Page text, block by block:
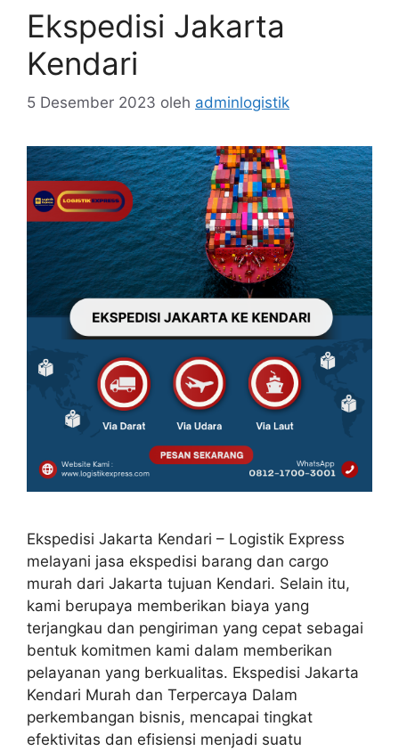
Ekspedisi Jakarta
Kendari
5 Desember 2023 oleh adminlogistik
Ekspedisi Jakarta Kendari – Logistik Express
melayani jasa ekspedisi barang dan cargo
murah dari Jakarta tujuan Kendari. Selain itu,
kami berupaya memberikan biaya yang
terjangkau dan pengiriman yang cepat sebagai
bentuk komitmen kami dalam memberikan
pelayanan yang berkualitas. Ekspedisi Jakarta
Kendari Murah dan Terpercaya Dalam
perkembangan bisnis, mencapai tingkat
efektivitas dan efisiensi menjadi suatu